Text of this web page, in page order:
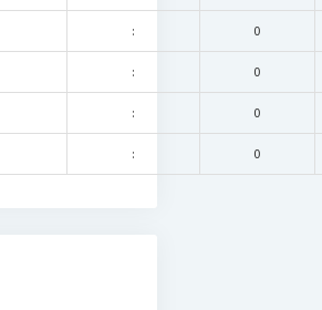
: 0
: 0
: 0
: 0